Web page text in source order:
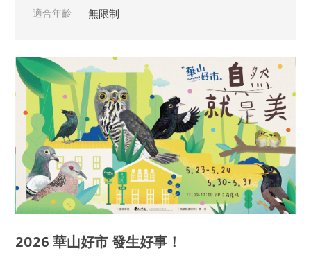
適合年齡 無限制
2026 華山好市 發生好事！